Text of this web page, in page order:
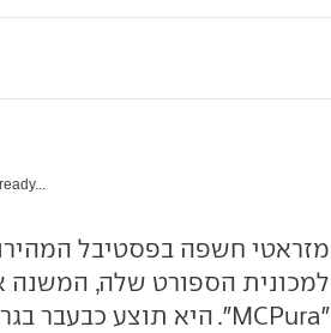
מזראטי חשפה בפסטיבל
למכונית הספורט שלה,
"MCPura". היא תוצע כבעבר בגרסת קופה או